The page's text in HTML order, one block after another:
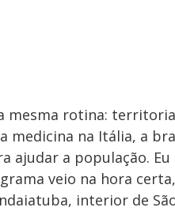
mesma rotina:
medicina na Itália, a
a população.
veio na hora
interior de